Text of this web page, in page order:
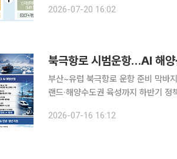
에서 주재한 대외경제장관회의에서
2026-07-20 16:02
북극항로 시범운항…AI 해
부산~유럽 북극항로 운항 준비 막
랜드·해양수도권 육성까지 하반기 정책 집중 해양수산부가 올 하반기 북극항로 시
수산식품 경쟁력 강화, 섬·연안 기본
2026-07-16 16:12